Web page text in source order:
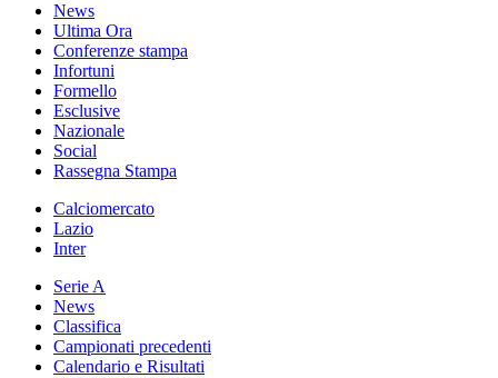
News
Ultima Ora
Conferenze stampa
Infortuni
Formello
Esclusive
Nazionale
Social
Rassegna Stampa
Calciomercato
Lazio
Inter
Serie A
News
Classifica
Campionati precedenti
Calendario e Risultati